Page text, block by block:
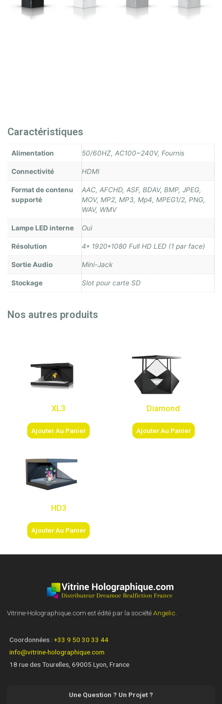
Caractéristiques
Alimentation 50/60HZ, AC100~240V, Fournis
Connectivité HDMI
Format de contenu
supporté
AAC, AFCHD, ASF, BDAV, BMP, JPEG,
MOV, MP2, MP3, Mp4, MPEG1/2, PNG,
WAV, WMV
Lampe LED interne Oui
Résolution 4* 1920*1080 Full HD LED (1 par face)
Sortie Audio Mini-Jack
Stockage Slot pour carte SD
Nos autres produits
XL3
Ajouter Au Panier
Diamond
Ajouter Au Panier
HD3
Ajouter Au Panier
Vitrine-Holographique.com est édité par la sociétéAngelic
Coordonnées : +33 9 50 30 33 44
info@vitrine-holographique.com
18 rue des Tourelles, 69005 Lyon, France
Une Question ? Un Projet ?